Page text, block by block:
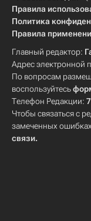
Правила
Политика
Правила
Главный редактор:
Адрес электронной
По вопросам
воспользуйтесь
Телефон Редакции:
Чтобы связаться с
замеченных
связи.